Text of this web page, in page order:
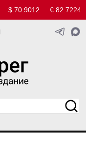
$ 70.9012 € 82.7224